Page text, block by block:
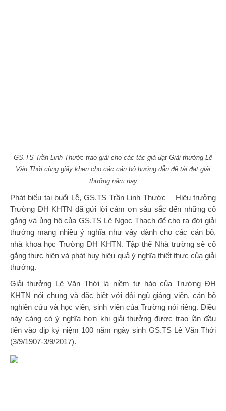
GS.TS Trần Linh Thước trao giải cho các tác giả đạt Giải thưởng Lê
Văn Thới cùng giấy khen cho các cán bộ hướng dẫn đề tài đạt giải
thưởng năm nay
Phát biểu tại buổi Lễ, GS.TS Trần Linh Thước – Hiệu trưởng
Trường ĐH KHTN đã gửi lời cám ơn sâu sắc đến những cố
gắng và ủng hộ của GS.TS Lê Ngọc Thạch để cho ra đời giải
thưởng mang nhiều ý nghĩa như vậy dành cho các cán bộ,
nhà khoa học Trường ĐH KHTN. Tập thể Nhà trường sẽ cố
gắng thực hiện và phát huy hiệu quả ý nghĩa thiết thực của giải
thưởng.
Giải thưởng Lê Văn Thới là niềm tự hào của Trường ĐH
KHTN nói chung và đặc biệt với đội ngũ giảng viên, cán bộ
nghiên cứu và học viên, sinh viên của Trường nói riêng. Điều
này càng có ý nghĩa hơn khi giải thưởng được trao lần đầu
tiên vào dịp kỷ niệm 100 năm ngày sinh GS.TS Lê Văn Thới
(3/9/1907-3/9/2017).